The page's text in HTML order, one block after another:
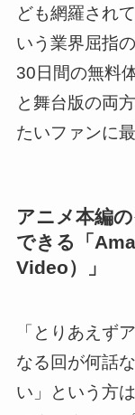
ども網羅され
いう業界屈指
30日間の無料
と舞台版の両
たいファンに
アニメ本編
できる「
Video）」
「とりあえず
なる回が何話
い」という方は